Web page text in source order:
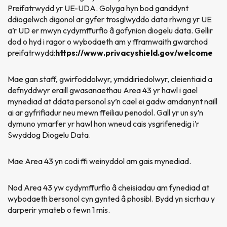
Preifatrwydd yr UE-UDA. Golyga hyn bod ganddynt
ddiogelwch digonol ar gyfer trosglwyddo data rhwng yr UE
a’r UD er mwyn cydymffurfio â gofynion diogelu data. Gellir
dod o hyd i ragor o wybodaeth am y fframwaith gwarchod
preifatrwydd:https://www.privacyshield.gov/welcome
Mae gan staff, gwirfoddolwyr, ymddiriedolwyr, cleientiaid a
defnyddwyr eraill gwasanaethau Area 43 yr hawl i gael
mynediad at ddata personol sy’n cael ei gadw amdanynt naill
ai ar gyfrifiadur neu mewn ffeiliau penodol. Gall yr un sy’n
dymuno ymarfer yr hawl hon wneud cais ysgrifenedig i’r
Swyddog Diogelu Data.
Mae Area 43 yn codi ffi weinyddol am gais mynediad.
Nod Area 43 yw cydymffurfio â cheisiadau am fynediad at
wybodaeth bersonol cyn gynted â phosibl. Bydd yn sicrhau y
darperir ymateb o fewn 1 mis.